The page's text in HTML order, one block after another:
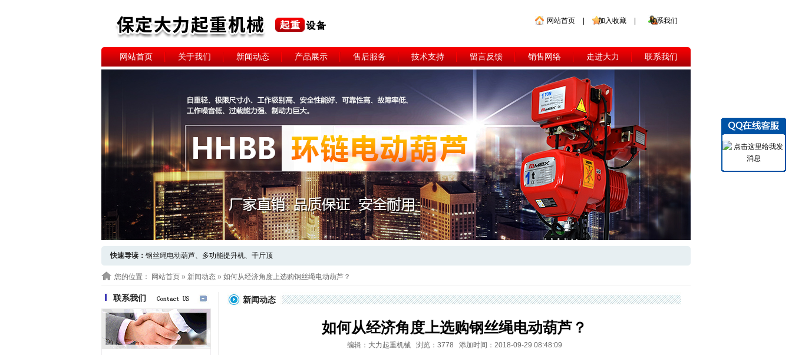
网站首页 加入收藏 联系我们
网站首页 关于我们 新闻动态 产品展示 售后服务 技术支持 留言反馈 销售网络 走进大力 联系我们
快速导读： 钢丝绳电动葫芦、 多功能提升机、 千斤顶
您的位置： 网站首页 » 新闻动态 » 如何从经济角度上选购钢丝绳电动葫芦？
联系我们 新闻动态
如何从经济角度上选购钢丝绳电动葫芦？
编辑：大力起重机械 浏览：3778 添加时间：2018-09-29 08:48:09